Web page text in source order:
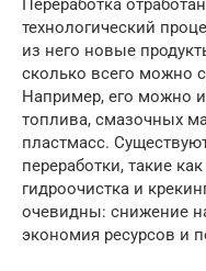
Переработка
технологический
из него новые
сколько всего можно
Например, его можно
топлива, смазочных
пластмасс.
переработки, такие
гидроочистка и
очевидны: снижение
экономия ресурсов и